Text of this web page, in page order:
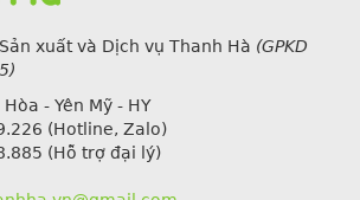
xuất và Dịch vụ Thanh Hà (GPKD
- Yên Mỹ - HY
(Hotline, Zalo)
(Hỗ trợ đại lý)